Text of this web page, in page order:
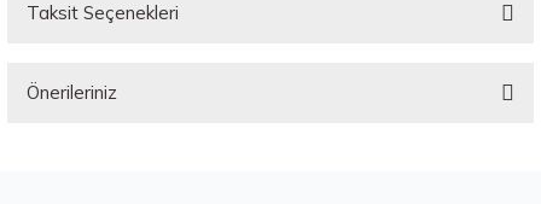
Taksit Seçenekleri
Önerileriniz